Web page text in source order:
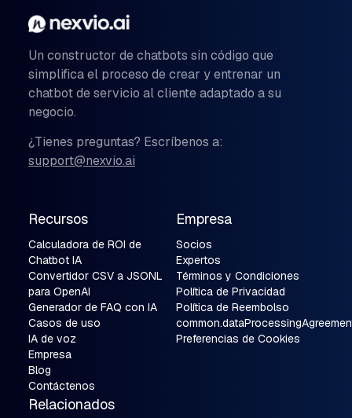
Un constructor de chatbots sin código que
simplifica el proceso de crear y entrenar un
chatbot de servicio al cliente adaptado a su
negocio.
¿Tienes preguntas? Escríbenos a:
support@nexvio.ai
Recursos
Calculadora de ROI de
Chatbot IA
Convertidor CSV a JSONL
para OpenAI
Generador de FAQ con IA
Casos de uso
IA de voz
Empresa
Blog
Contáctenos
Empresa
Socios
Expertos
Términos y Condiciones
Política de Privacidad
Política de Reembolso
Preferencias de Cookies
Relacionados